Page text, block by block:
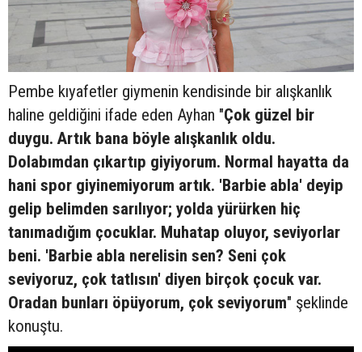
Pembe kıyafetler giymenin kendisinde bir alışkanlık
haline geldiğini ifade eden Ayhan "Çok güzel bir
duygu. Artık bana böyle alışkanlık oldu.
Dolabımdan çıkartıp giyiyorum. Normal hayatta da
hani spor giyinemiyorum artık. 'Barbie abla' deyip
gelip belimden sarılıyor; yolda yürürken hiç
tanımadığım çocuklar. Muhatap oluyor, seviyorlar
beni. 'Barbie abla nerelisin sen? Seni çok
seviyoruz, çok tatlısın' diyen birçok çocuk var.
Oradan bunları öpüyorum, çok seviyorum" şeklinde
konuştu.